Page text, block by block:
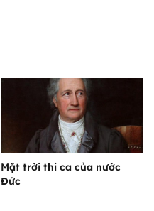
Mặt trời thi ca của nước
Đức